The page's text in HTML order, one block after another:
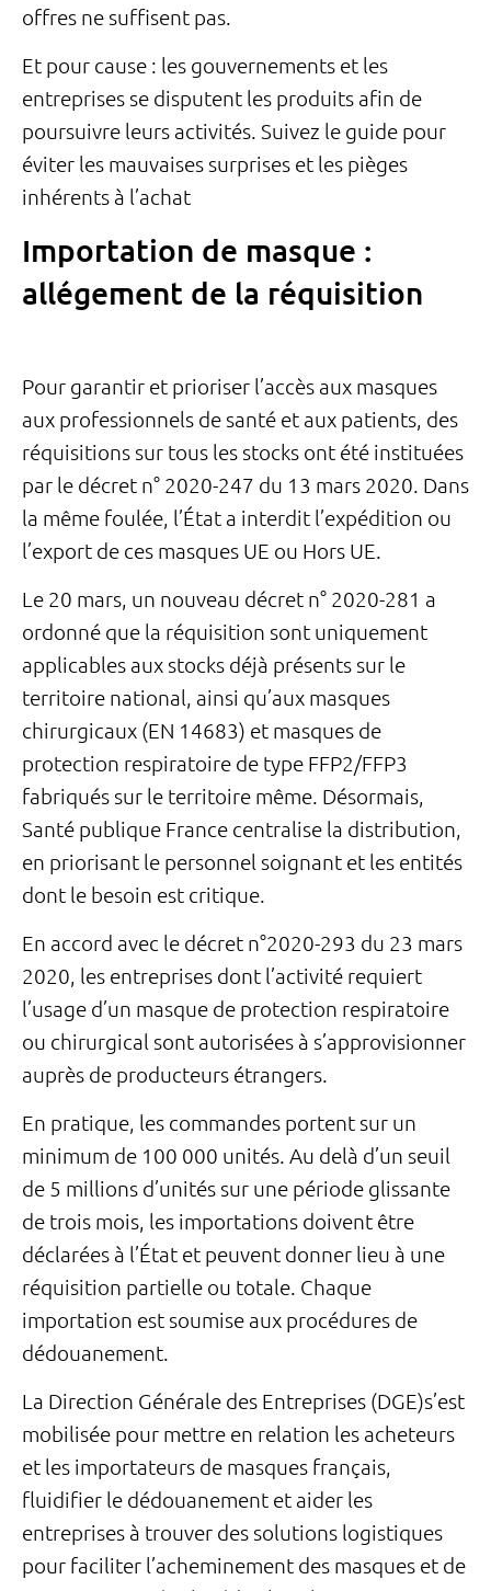
offres ne suffisent pas.
Et pour cause : les gouvernements et les
entreprises se disputent les produits afin de
poursuivre leurs activités. Suivez le guide pour
éviter les mauvaises surprises et les pièges
inhérents à l’achat
Importation de masque :
allégement de la réquisition
Pour garantir et prioriser l’accès aux masques
aux professionnels de santé et aux patients, des
réquisitions sur tous les stocks ont été instituées
par le décret n° 2020-247 du 13 mars 2020. Dans
la même foulée, l’État a interdit l’expédition ou
l’export de ces masques UE ou Hors UE.
Le 20 mars, un nouveau décret n° 2020-281 a
ordonné que la réquisition sont uniquement
applicables aux stocks déjà présents sur le
territoire national, ainsi qu’aux masques
chirurgicaux (EN 14683) et masques de
protection respiratoire de type FFP2/FFP3
fabriqués sur le territoire même. Désormais,
Santé publique France centralise la distribution,
en priorisant le personnel soignant et les entités
dont le besoin est critique.
En accord avec le décret n°2020-293 du 23 mars
2020, les entreprises dont l’activité requiert
l’usage d’un masque de protection respiratoire
ou chirurgical sont autorisées à s’approvisionner
auprès de producteurs étrangers.
En pratique, les commandes portent sur un
minimum de 100 000 unités. Au delà d’un seuil
de 5 millions d’unités sur une période glissante
de trois mois, les importations doivent être
déclarées à l’État et peuvent donner lieu à une
réquisition partielle ou totale. Chaque
importation est soumise aux procédures de
dédouanement.
La Direction Générale des Entreprises (DGE)s’est
mobilisée pour mettre en relation les acheteurs
et les importateurs de masques français,
fluidifier le dédouanement et aider les
entreprises à trouver des solutions logistiques
pour faciliter l’acheminement des masques et de